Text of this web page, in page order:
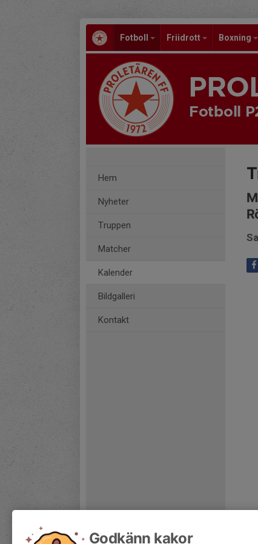
Fotboll Friidrott Boxning
Fotboll
Hem
Nyheter
Truppen
Matcher
Kalender
Bildgalleri
Kontakt
Godkänn kakor